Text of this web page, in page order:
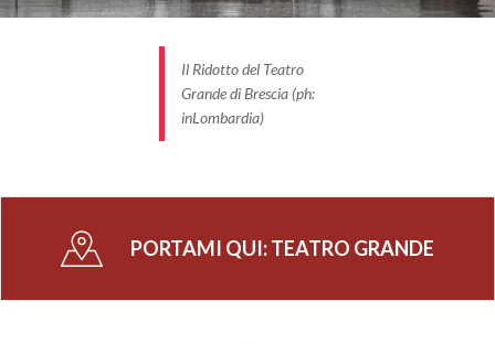
di jazz con appuntamenti serali dedicati.
Il Ridotto del Teatro
Grande di Brescia (ph:
inLombardia)
PORTAMI QUI:TEATRO GRANDE